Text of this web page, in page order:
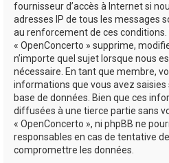
fournisseur d’accès à Internet si
adresses IP de tous les messages
au renforcement de ces
« OpenConcerto » supprime,
n’importe quel sujet lorsque nous
nécessaire. En tant que membre,
informations que vous avez
base de données. Bien que ces
diffusées à une tierce partie sans
« OpenConcerto », ni phpBB ne
responsables en cas de tentative
compromettre les données.